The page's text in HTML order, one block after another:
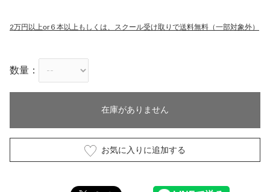
2万円以上or６本以上もしくは、スクール受け取りで送料無料（一部対象外）
数量：
在庫がありません
お気に入りに追加する